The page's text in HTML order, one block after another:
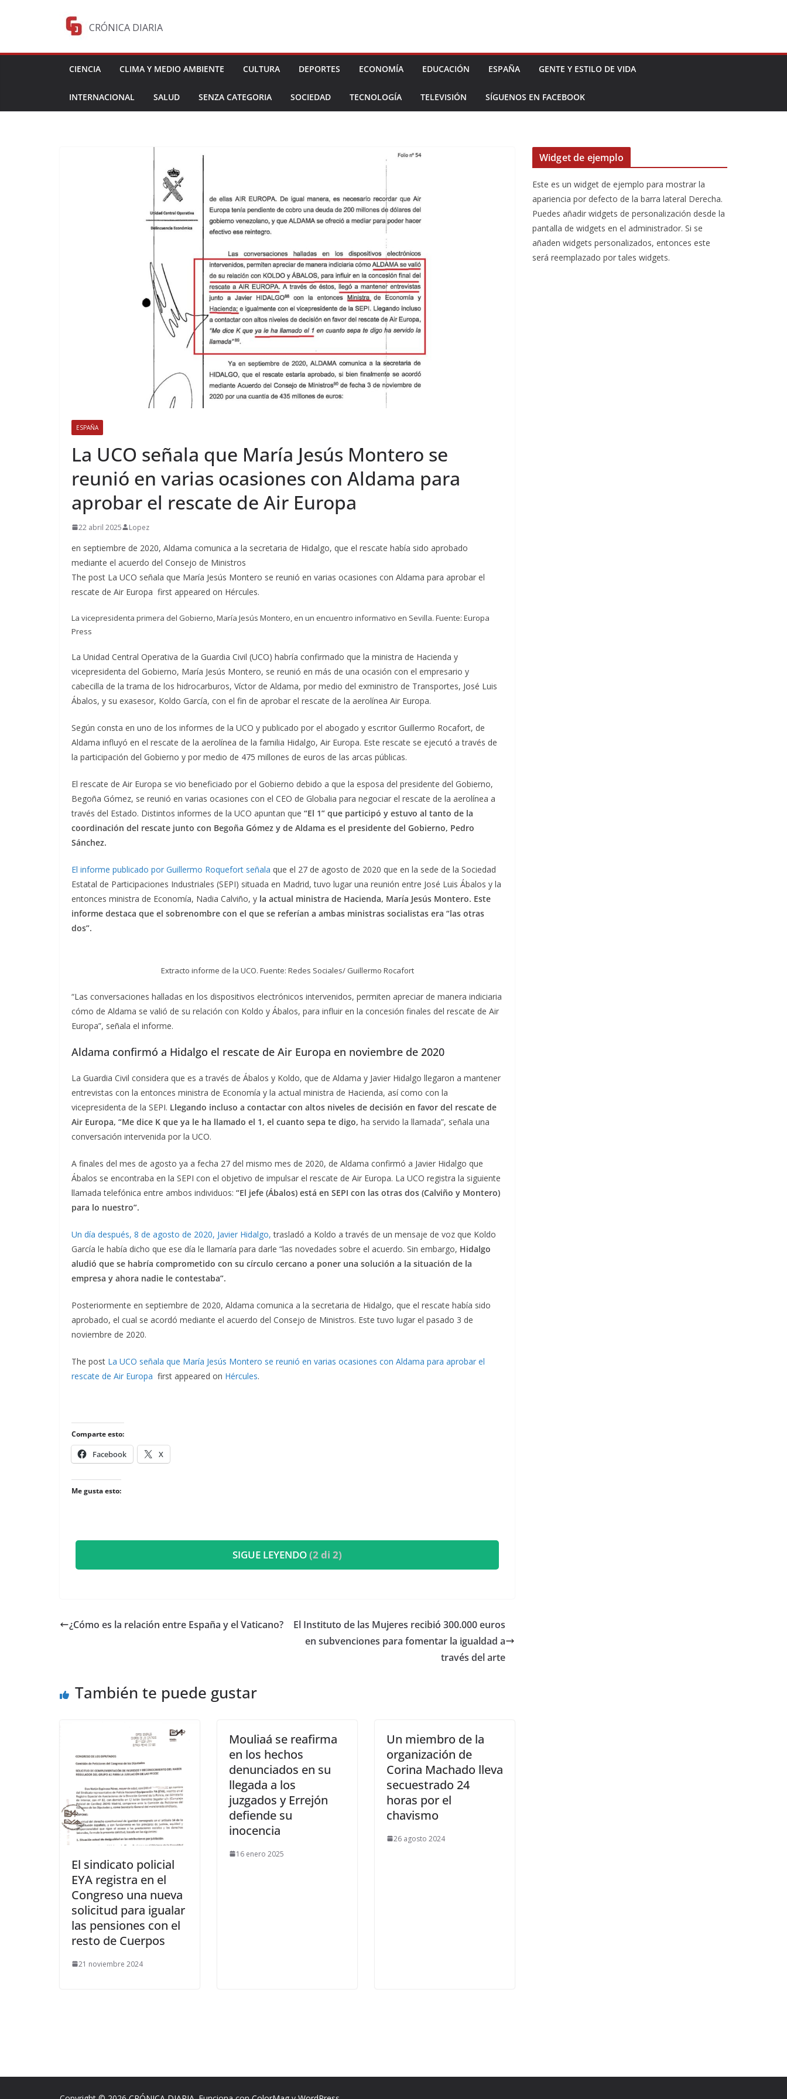
CRÓNICA DIARIA
CIENCIA CLIMA Y MEDIO AMBIENTE CULTURA DEPORTES ECONOMÍA EDUCACIÓN ESPAÑA GENTE Y ESTILO DE VIDA
INTERNACIONAL SALUD SENZA CATEGORIA SOCIEDAD TECNOLOGÍA TELEVISIÓN SÍGUENOS EN FACEBOOK
ESPAÑA
La UCO señala que María Jesús Montero se
reunió en varias ocasiones con Aldama para
aprobar el rescate de Air Europa
22 abril 2025 Lopez
en septiembre de 2020, Aldama comunica a la secretaria de Hidalgo, que el rescate había sido aprobado
mediante el acuerdo del Consejo de Ministros
The post La UCO señala que María Jesús Montero se reunió en varias ocasiones con Aldama para aprobar el
rescate de Air Europa first appeared on Hércules.
La vicepresidenta primera del Gobierno, María Jesús Montero, en un encuentro informativo en Sevilla. Fuente: Europa
Press
La Unidad Central Operativa de la Guardia Civil (UCO) habría confirmado que la ministra de Hacienda y
vicepresidenta del Gobierno, María Jesús Montero, se reunió en más de una ocasión con el empresario y
cabecilla de la trama de los hidrocarburos, Víctor de Aldama, por medio del exministro de Transportes, José Luis
Ábalos, y su exasesor, Koldo García, con el fin de aprobar el rescate de la aerolínea Air Europa.
Según consta en uno de los informes de la UCO y publicado por el abogado y escritor Guillermo Rocafort, de
Aldama influyó en el rescate de la aerolínea de la familia Hidalgo, Air Europa. Este rescate se ejecutó a través de
la participación del Gobierno y por medio de 475 millones de euros de las arcas públicas.
El rescate de Air Europa se vio beneficiado por el Gobierno debido a que la esposa del presidente del Gobierno,
Begoña Gómez, se reunió en varias ocasiones con el CEO de Globalia para negociar el rescate de la aerolínea a
través del Estado. Distintos informes de la UCO apuntan que “El 1” que participó y estuvo al tanto de la
coordinación del rescate junto con Begoña Gómez y de Aldama es el presidente del Gobierno, Pedro
Sánchez.
El informe publicado por Guillermo Roquefort señala que el 27 de agosto de 2020 que en la sede de la Sociedad
Estatal de Participaciones Industriales (SEPI) situada en Madrid, tuvo lugar una reunión entre José Luis Ábalos y la
entonces ministra de Economía, Nadia Calviño, y la actual ministra de Hacienda, María Jesús Montero. Este
informe destaca que el sobrenombre con el que se referían a ambas ministras socialistas era “las otras
dos”.
Extracto informe de la UCO. Fuente: Redes Sociales/ Guillermo Rocafort
“Las conversaciones halladas en los dispositivos electrónicos intervenidos, permiten apreciar de manera indiciaria
cómo de Aldama se valió de su relación con Koldo y Ábalos, para influir en la concesión finales del rescate de Air
Europa”, señala el informe.
Aldama confirmó a Hidalgo el rescate de Air Europa en noviembre de 2020
La Guardia Civil considera que es a través de Ábalos y Koldo, que de Aldama y Javier Hidalgo llegaron a mantener
entrevistas con la entonces ministra de Economía y la actual ministra de Hacienda, así como con la
vicepresidenta de la SEPI. Llegando incluso a contactar con altos niveles de decisión en favor del rescate de
Air Europa, “Me dice K que ya le ha llamado el 1, el cuanto sepa te digo, ha servido la llamada”, señala una
conversación intervenida por la UCO.
A finales del mes de agosto ya a fecha 27 del mismo mes de 2020, de Aldama confirmó a Javier Hidalgo que
Ábalos se encontraba en la SEPI con el objetivo de impulsar el rescate de Air Europa. La UCO registra la siguiente
llamada telefónica entre ambos individuos: “El jefe (Ábalos) está en SEPI con las otras dos (Calviño y Montero)
para lo nuestro”.
Un día después, 8 de agosto de 2020, Javier Hidalgo, trasladó a Koldo a través de un mensaje de voz que Koldo
García le había dicho que ese día le llamaría para darle “las novedades sobre el acuerdo. Sin embargo, Hidalgo
aludió que se habría comprometido con su círculo cercano a poner una solución a la situación de la
empresa y ahora nadie le contestaba”.
Posteriormente en septiembre de 2020, Aldama comunica a la secretaria de Hidalgo, que el rescate había sido
aprobado, el cual se acordó mediante el acuerdo del Consejo de Ministros. Este tuvo lugar el pasado 3 de
noviembre de 2020.
The post La UCO señala que María Jesús Montero se reunió en varias ocasiones con Aldama para aprobar el
rescate de Air Europa first appeared on Hércules.
Comparte esto:
Facebook X
Me gusta esto:
SIGUE LEYENDO(2 di 2)
¿Cómo es la relación entre España y el Vaticano?
El Instituto de las Mujeres recibió 300.000 euros
en subvenciones para fomentar la igualdad a
través del arte
También te puede gustar
El sindicato policial
EYA registra en el
Congreso una nueva
solicitud para igualar
las pensiones con el
resto de Cuerpos
21 noviembre 2024
Mouliaá se reafirma
en los hechos
denunciados en su
llegada a los
juzgados y Errejón
defiende su
inocencia
16 enero 2025
Un miembro de la
organización de
Corina Machado lleva
secuestrado 24
horas por el
chavismo
26 agosto 2024
Widget de ejemplo
Este es un widget de ejemplo para mostrar la
apariencia por defecto de la barra lateral Derecha.
Puedes añadir widgets de personalización desde la
pantalla de widgets en el administrador. Si se
añaden widgets personalizados, entonces este
será reemplazado por tales widgets.